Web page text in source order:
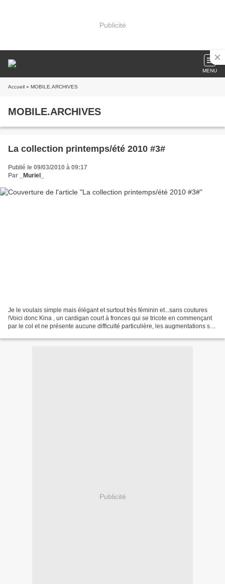
Publicité
MENU
Accueil » MOBILE.ARCHIVES
MOBILE.ARCHIVES
La collection printemps/été 2010 #3#
Publié le 09/03/2010 à 09:17
Par
_Muriel_
Je le voulais simple mais élégant et surtout très féminin et...sans coutures
!Voici donc Kina , un cardigan court à fronces qui se tricote en commençant
par le col et ne présente aucune difficulté particulière, les augmentations se
Publicité